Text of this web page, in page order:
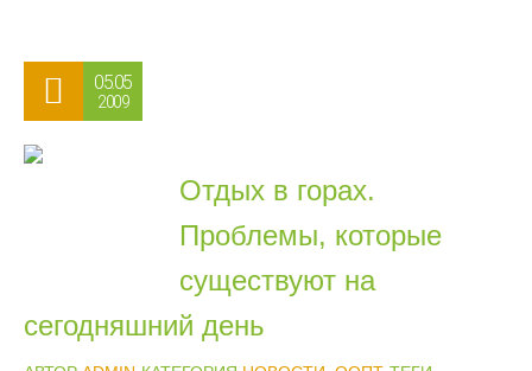
05.05
2009
Отдых в горах.
Проблемы, которые
существуют на
сегодняшний день